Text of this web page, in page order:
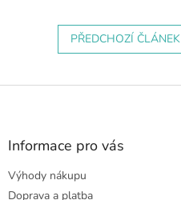
PŘEDCHOZÍ ČLÁNEK
Z
Informace pro vás
Výhody nákupu
Doprava a platba